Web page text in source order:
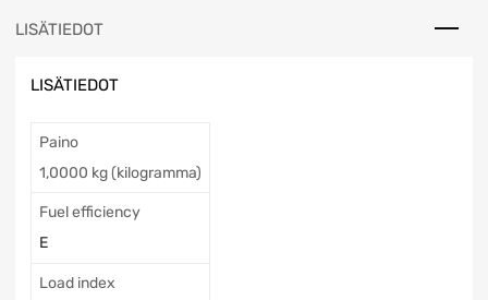
LISÄTIEDOT
LISÄTIEDOT
Paino
1,0000 kg (kilogramma)
Fuel efficiency
E
Load index